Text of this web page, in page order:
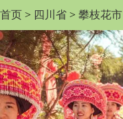
首页 > 四川省 > 攀枝花市